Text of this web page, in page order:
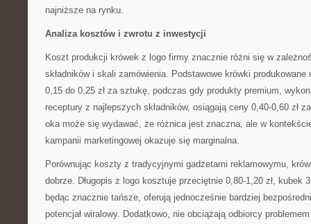
najniższe na rynku.
Analiza kosztów i zwrotu z inwestycji
Koszt produkcji krówek z logo firmy znacznie różni się w
składników i skali zamówienia. Podstawowe krówki
0,15 do 0,25 zł za sztukę, podczas gdy produkty premium,
receptury z najlepszych składników, osiągają ceny 0,40-0,60 zł
oka może się wydawać, że różnica jest znaczna, ale w
kampanii marketingowej okazuje się marginalna.
Porównując koszty z tradycyjnymi gadżetami reklamowymu,
dobrze. Długopis z logo kosztuje przeciętnie 0,80-1,20 zł, kubek
będąc znacznie tańsze, oferują jednocześnie bardziej
potencjał wiralowy. Dodatkowo, nie obciążają odbiorcy